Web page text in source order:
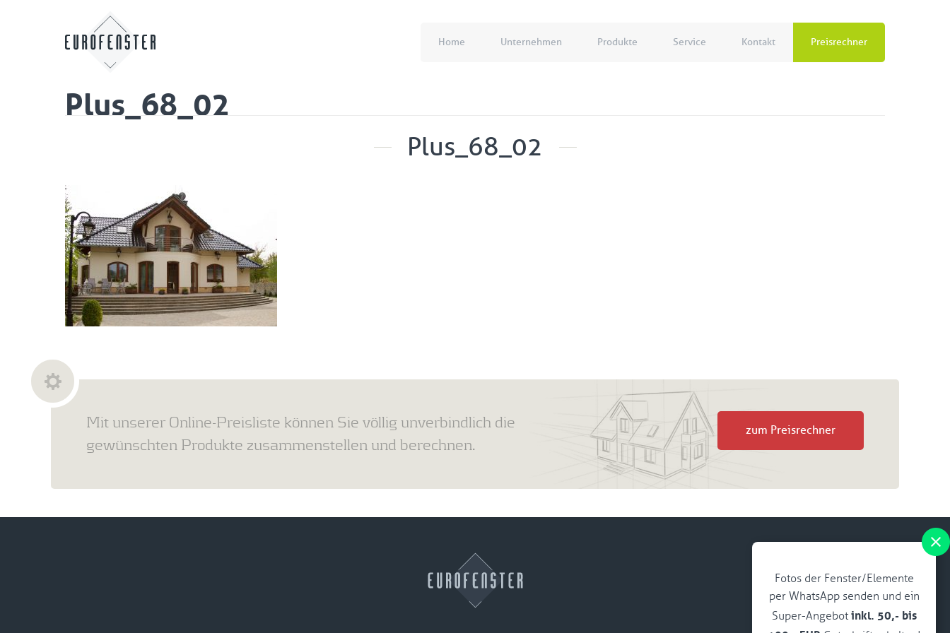
Home Unternehmen Produkte Service Kontakt Preisrechner
Plus_68_02
Plus_68_02
Fotos der Fenster/Elemente
per WhatsApp senden und ein
Super-Angebot inkl. 50,- bis
Mit unserer Online-Preisliste können Sie völlig unverbindlich die
gewünschten Produkte zusammenstellen und berechnen.
zum Preisrechner